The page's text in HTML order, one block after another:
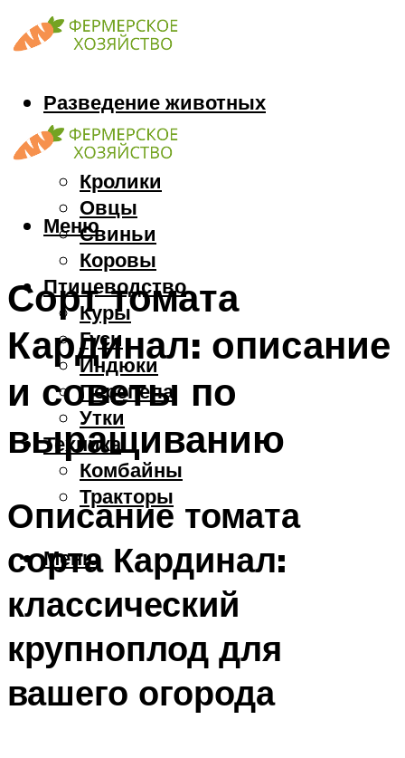
Разведение животных
Козы
Кони
Кролики
Овцы
Свиньи
Коровы
Птицеводство
Куры
Гуси
Индюки
Перепела
Утки
Техника
Комбайны
Тракторы
Меню
Меню
Сорт томата
Кардинал: описание
и советы по
выращиванию
Описание томата
сорта Кардинал:
классический
крупноплод для
вашего огорода